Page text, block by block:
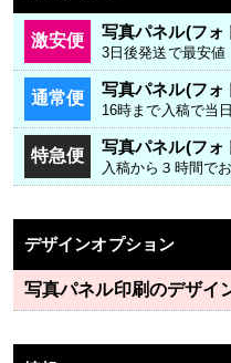
激安便 写真パネル(フォ
3日後発送で最安値
通常便 写真パネル(フォ
16時まで入稿で当
特急便 写真パネル(フォ
入稿から３時間で
デザインオプション
写真パネル印刷のデザイ